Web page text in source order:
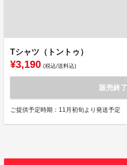
Tシャツ（トントゥ）
¥3,190 (税込/送料込)
販売終了
ご提供予定時期：11月初旬より発送予定